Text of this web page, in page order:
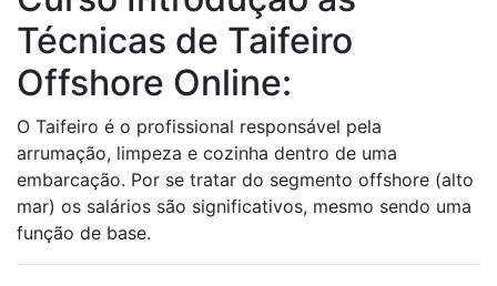
Técnicas de Taifeiro
Offshore Online:
O Taifeiro é o profissional responsável pela
arrumação, limpeza e cozinha dentro de uma
embarcação. Por se tratar do segmento offshore (alto
mar) os salários são significativos, mesmo sendo uma
função de base.